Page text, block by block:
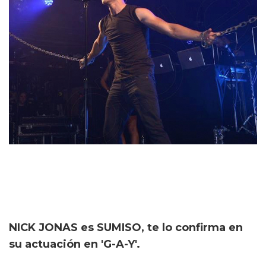
NICK JONAS es SUMISO, te lo confirma en
su actuación en 'G-A-Y'.